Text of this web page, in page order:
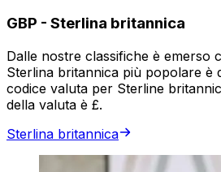
GBP - Sterlina britannica
Dalle nostre classifiche è emerso
Sterlina britannica più popolare è
codice valuta per Sterline
della valuta è £.
Sterlina britannica